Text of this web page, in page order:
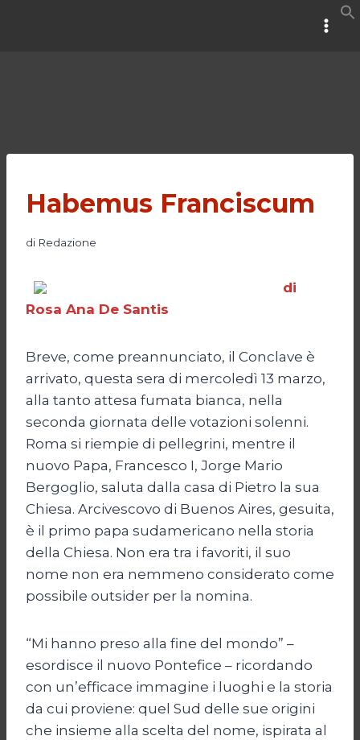
Habemus Franciscum
di Redazione
di
Rosa Ana De Santis
Breve, come preannunciato, il Conclave è
arrivato, questa sera di mercoledì 13 marzo,
alla tanto attesa fumata bianca, nella
seconda giornata delle votazioni solenni.
Roma si riempie di pellegrini, mentre il
nuovo Papa, Francesco I, Jorge Mario
Bergoglio, saluta dalla casa di Pietro la sua
Chiesa. Arcivescovo di Buenos Aires, gesuita,
è il primo papa sudamericano nella storia
della Chiesa. Non era tra i favoriti, il suo
nome non era nemmeno considerato come
possibile outsider per la nomina.
“Mi hanno preso alla fine del mondo” –
esordisce il nuovo Pontefice – ricordando
con un’efficace immagine i luoghi e la storia
da cui proviene: quel Sud delle sue origini
che insieme alla scelta del nome, ispirata al